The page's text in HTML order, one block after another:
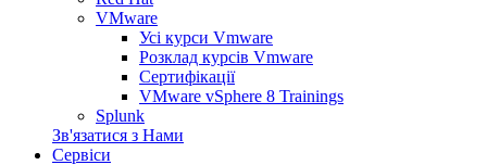
VMware
Усі курси Vmware
Розклад курсів Vmware
Сертифікації
VMware vSphere 8 Trainings
Splunk
Зв'язатися з Нами
Сервіси